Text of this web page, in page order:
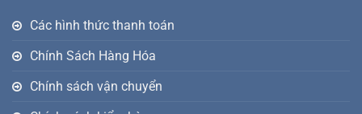
Các hình thức thanh toán
Chính Sách Hàng Hóa
Chính sách vận chuyển